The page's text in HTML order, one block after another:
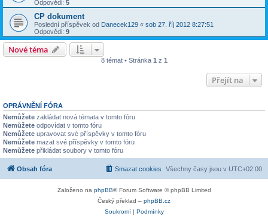
Odpovědi: 5
CP dokument
Poslední příspěvek od Danecek129 « sob 27. říj 2012 8:27:51
Odpovědi: 9
Nové téma
8 témat • Stránka 1 z 1
Přejít na
OPRÁVNĚNÍ FÓRA
Nemůžete zakládat nová témata v tomto fóru
Nemůžete odpovídat v tomto fóru
Nemůžete upravovat své příspěvky v tomto fóru
Nemůžete mazat své příspěvky v tomto fóru
Nemůžete přikládat soubory v tomto fóru
Obsah fóra Všechny časy jsou v UTC+02:00
Smazat cookies
Založeno na phpBB® Forum Software © phpBB Limited
Český překlad – phpBB.cz
Soukromí| Podmínky